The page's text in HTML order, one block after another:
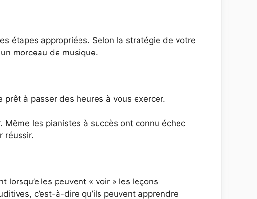
étapes appropriées. Selon la stratégie de votre
morceau de musique.
prêt à passer des heures à vous exercer.
Même les pianistes à succès ont connu échec
réussir.
peuvent « voir » les leçons
c’est-à-dire qu’ils peuvent apprendre